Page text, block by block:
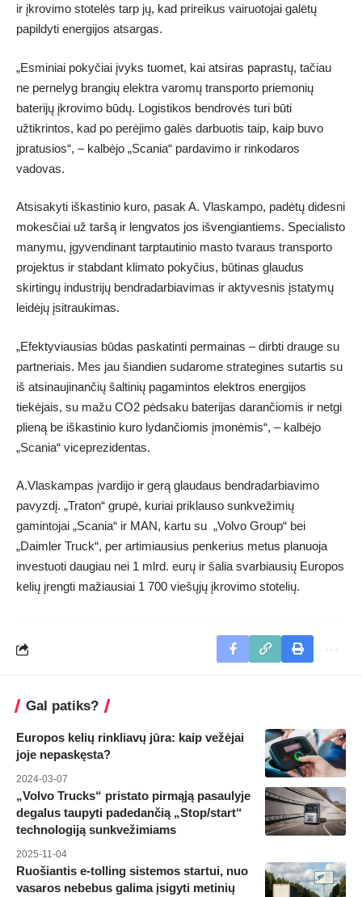
ir įkrovimo stotelės tarp jų, kad prireikus vairuotojai galėtų
papildyti energijos atsargas.
„Esminiai pokyčiai įvyks tuomet, kai atsiras paprastų, tačiau
ne pernelyg brangių elektra varomų transporto priemonių
baterijų įkrovimo būdų. Logistikos bendrovės turi būti
užtikrintos, kad po perėjimo galės darbuotis taip, kaip buvo
įpratusios“, – kalbėjo „Scania“ pardavimo ir rinkodaros
vadovas.
Atsisakyti iškastinio kuro, pasak A. Vlaskampo, padėtų didesni
mokesčiai už taršą ir lengvatos jos išvengiantiems. Specialisto
manymu, įgyvendinant tarptautinio masto tvaraus transporto
projektus ir stabdant klimato pokyčius, būtinas glaudus
skirtingų industrijų bendradarbiavimas ir aktyvesnis įstatymų
leidėjų įsitraukimas.
„Efektyviausias būdas paskatinti permainas – dirbti drauge su
partneriais. Mes jau šiandien sudarome strategines sutartis su
iš atsinaujinančių šaltinių pagamintos elektros energijos
tiekėjais, su mažu CO2 pėdsaku baterijas darančiomis ir netgi
plieną be iškastinio kuro lydančiomis įmonėmis“, – kalbėjo
„Scania“ viceprezidentas.
A.Vlaskampas įvardijo ir gerą glaudaus bendradarbiavimo
pavyzdį. „Traton“ grupė, kuriai priklauso sunkvežimių
gamintojai „Scania“ ir MAN, kartu su „Volvo Group“ bei
„Daimler Truck“, per artimiausius penkerius metus planuoja
investuoti daugiau nei 1 mlrd. eurų ir šalia svarbiausių Europos
kelių įrengti mažiausiai 1 700 viešųjų įkrovimo stotelių.
Gal patiks?
Europos kelių rinkliavų jūra: kaip vežėjai
joje nepaskęsta?
2024-03-07
„Volvo Trucks“ pristato pirmąją pasaulyje
degalus taupyti padedančią „Stop/start“
technologiją sunkvežimiams
2025-11-04
Ruošiantis e-tolling sistemos startui, nuo
vasaros nebebus galima įsigyti metinių